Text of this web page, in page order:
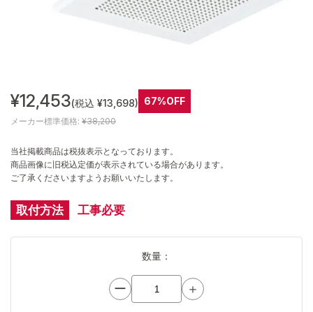
¥12,453(税込 ¥13,698) 67%OFF
メーカー標準価格: ¥38,200
当社掲載商品は税抜表示となっております。
商品画像に旧税込定価が表示されている場合があります。
ご了承くださいますようお願いいたします。
取付方法 工事必要
数量：
ー ＋